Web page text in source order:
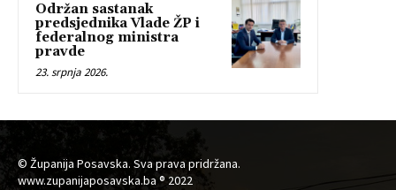
Održan sastanak
predsjednika Vlade ŽP i
federalnog ministra
pravde
23. srpnja 2026.
© Županija Posavska. Sva prava pridržana.
www.zupanijaposavska.ba ® 2022